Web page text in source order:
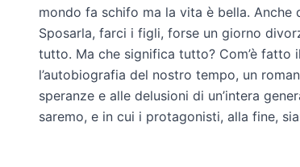
mondo fa schifo ma la vita è bella. Anche
Sposarla, farci i figli, forse un giorno
tutto. Ma che significa tutto? Com’è fatto
l’autobiografia del nostro tempo, un
speranze e alle delusioni di un’intera
saremo, e in cui i protagonisti, alla fine,